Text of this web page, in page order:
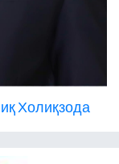
Холиқзода